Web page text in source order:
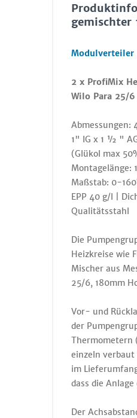
gemischter
Modulverteiler
2 x ProfiMix
Wilo Para 25/
Abmessungen:
1" IG x 1 ½ "
(Glükol max
Montagelänge:
Maßstab: 0-
EPP 40 g/l |
Qualitätsstahl
Die
Heizkreise wie
Mischer aus
25/6, 180mm
Vor- und
der
Thermometern
einzeln
im
dass die
Der